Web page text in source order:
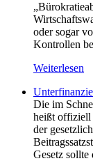
oder sogar
Kontrollen
Weiterlesen
Die im
heißt offiziell
der
Gesetz sollte